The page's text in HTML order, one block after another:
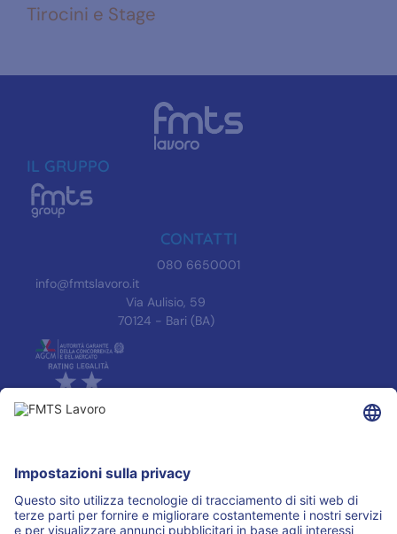
Tirocini e Stage
IL GRUPPO
CONTATTI
080 6650001
info@fmtslavoro.it
Via Aulisio, 59
70124 - Bari (BA)
Accreditamenti
ASSOCIAZIONI